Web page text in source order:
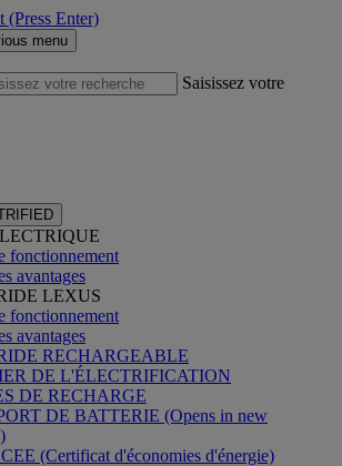
(Press Enter)
menu
Saisissez votre
fonctionnement
avantages
LEXUS
fonctionnement
avantages
RECHARGEABLE
DE L'ÉLECTRIFICATION
DE RECHARGE
DE BATTERIE (Opens in new
(Certificat d'économies d'énergie)